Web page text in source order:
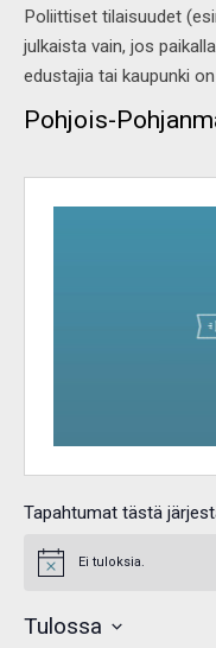
Poliittiset tilaisuudet
julkaista vain, jos
edustajia tai kaupunki
Pohjois-
Tapahtumat tästä
Notice Ei tuloksia.
Tulossa